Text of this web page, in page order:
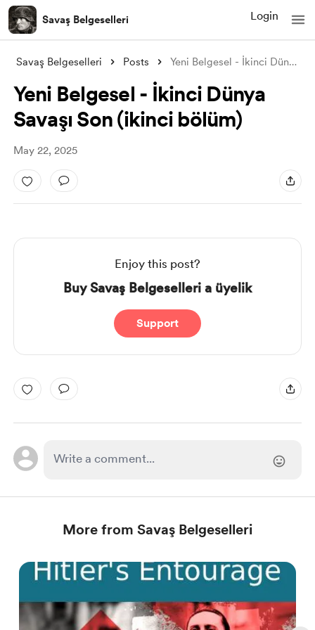
Savaş Belgeselleri Login
Savaş Belgeselleri Posts Yeni Belgesel - İkinci Dünya Savaşı Son
Yeni Belgesel - İkinci Dünya
Savaşı Son (ikinci bölüm)
May 22, 2025
Enjoy this post?
Buy Savaş Belgeselleri a üyelik
Support
More from Savaş Belgeselleri